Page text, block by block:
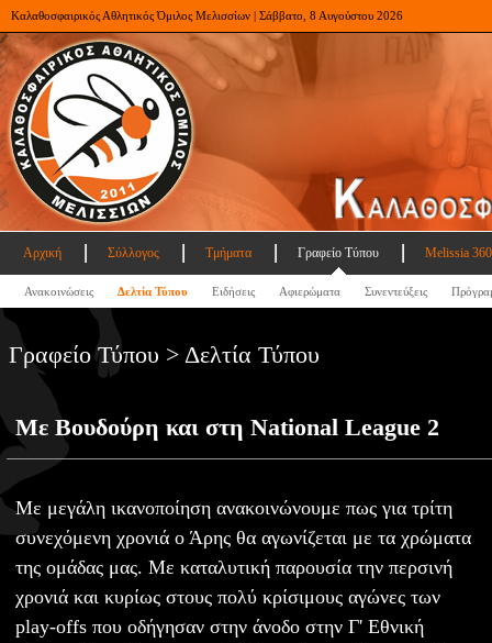
Καλαθοσφαιρικός Αθλητικός Όμιλος Μελισσίων | Σάββατο, 8 Αυγούστου 2026
Αρχική Σύλλογος Τμήματα Γραφείο Τύπου Melissia
Ανακοινώσεις Δελτία Τύπου Ειδήσεις Αφιερώματα Συνεντεύξεις
Γραφείο Τύπου > Δελτία Τύπου
Με Βουδούρη και στη National League 2
Με μεγάλη ικανοποίηση ανακοινώνουμε πως για τρίτη
συνεχόμενη χρονιά ο Άρης θα αγωνίζεται με τα χρώματα
της ομάδας μας. Με καταλυτική παρουσία την περσινή
χρονιά και κυρίως στους πολύ κρίσιμους αγώνες των
play-offs που οδήγησαν στην άνοδο στην Γ' Εθνική